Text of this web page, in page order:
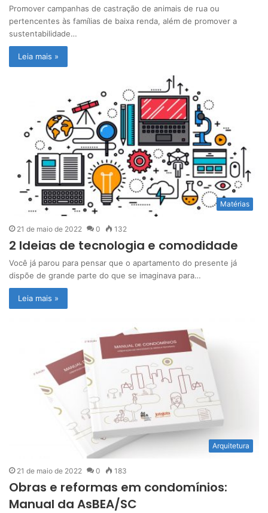
Promover campanhas de castração de animais de rua ou
pertencentes às famílias de baixa renda, além de promover a
sustentabilidade…
Leia mais »
Matérias
21 de maio de 2022 0 132
2 Ideias de tecnologia e comodidade
Você já parou para pensar que o apartamento do presente já
dispõe de grande parte do que se imaginava para…
Leia mais »
Arquitetura
21 de maio de 2022 0 183
Obras e reformas em condomínios:
Manual da AsBEA/SC